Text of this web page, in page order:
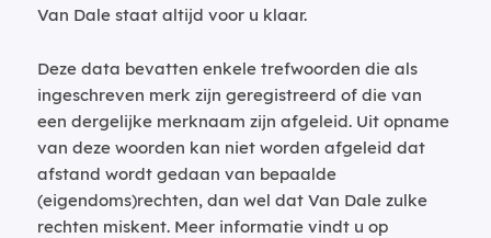
Van Dale staat altijd voor u klaar.
Deze data bevatten enkele trefwoorden die als
ingeschreven merk zijn geregistreerd of die van
een dergelijke merknaam zijn afgeleid. Uit opname
van deze woorden kan niet worden afgeleid dat
afstand wordt gedaan van bepaalde
(eigendoms)rechten, dan wel dat Van Dale zulke
rechten miskent. Meer informatie vindt u op